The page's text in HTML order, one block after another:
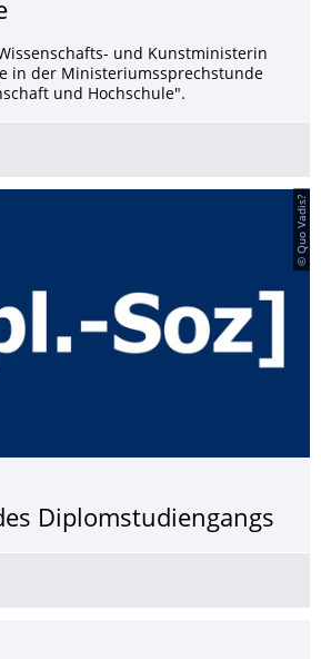
und Kunstministerin
in der Ministeriumssprechstunde
und Hochschule".
© Quo Vadis?
Diplomstudiengangs